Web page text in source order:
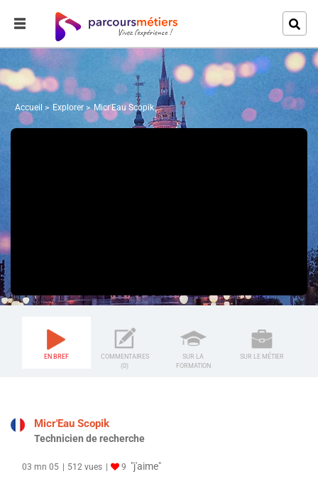
Accueil Explorer Micr'Eau Scopik
EN BREF
COMMENTAIRES
(0)
SUR LA
FORMATION
SUR LE MÉTIER
Micr'Eau Scopik
Technicien de recherche
03 mn 05 512 vues 9 "j'aime"